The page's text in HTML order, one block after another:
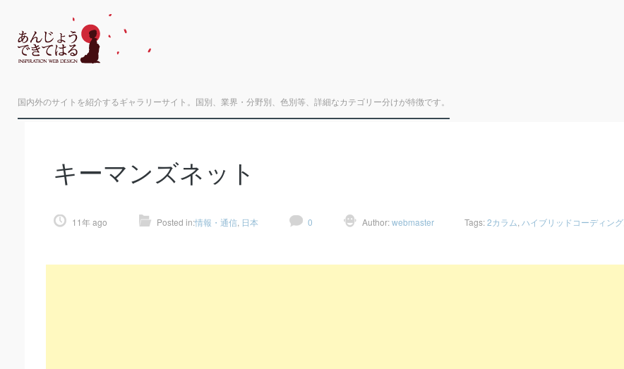
国内外のサイトを紹介するギャラリーサイト。国別、業界・分野別、色別等、詳細なカテゴリー分けが特徴です。
キーマンズネット
11年 ago Posted in:情報・通信 日本 0 Author:webmaster Tags:2カラム ハイブリッドコーディング